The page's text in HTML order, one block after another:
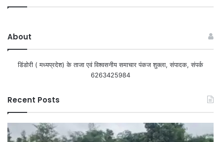
About
डिंडोरी ( मध्यप्रदेश) के ताजा एवं विश्वसनीय समाचार पंकज शुक्ला, संपादक, संपर्क
6263425984
Recent Posts